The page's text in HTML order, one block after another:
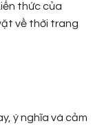
thức của
về thời trang
ý nghĩa và cảm